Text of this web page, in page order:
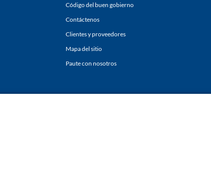
Código del buen gobierno
Contáctenos
Clientes y proveedores
Mapa del sitio
Paute con nosotros